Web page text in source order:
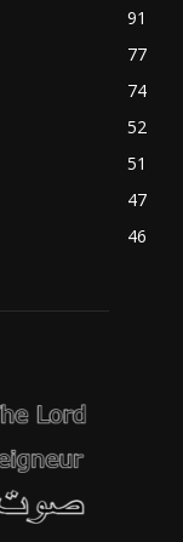
91
77
74
52
51
47
46